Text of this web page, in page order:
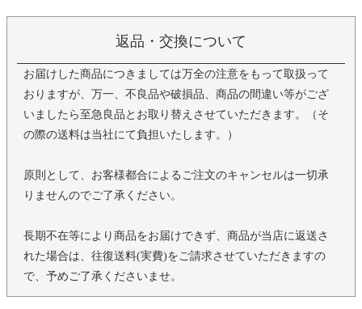
返品・交換について
お届けした商品につきましては万全の注意をもって取扱って
おりますが、万一、不良品や破損品、商品の間違い等がござ
いましたら至急良品とお取り替えさせていただきます。（そ
の際の送料は当社にて負担いたします。）
原則として、お客様都合によるご注文のキャンセルは一切承
りませんのでご了承ください。
長期不在等により商品をお届けできず、商品が当店に返送さ
れた場合は、往復送料(実費)をご請求させていただきますの
で、予めご了承くださいませ。